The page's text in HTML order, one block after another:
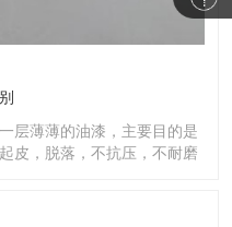
层薄薄的油漆，主要目的是
皮，脱落，不抗压，不耐磨